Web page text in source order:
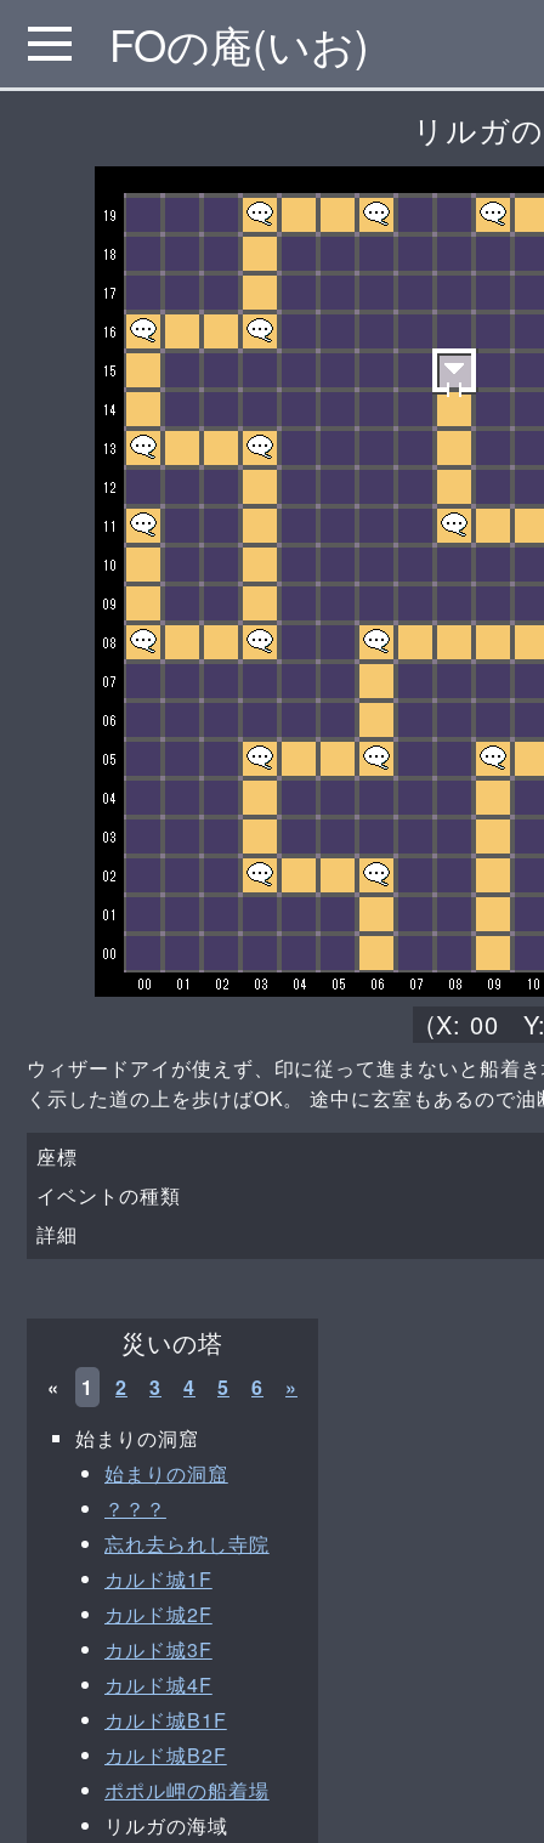
MENU FOの庵(いお)
リルガ
(X: 00
ウィザードアイが使えず、印に従って進まないと船着
く示した道の上を歩けばOK。 途中に玄室もあるので
座標
イベントの種類
詳細
災いの塔
« 1 2 3 4 5 6
»
始まりの洞窟
始まりの洞窟
？？？
忘れ去られし寺院
カルド城1F
カルド城2F
カルド城3F
カルド城4F
カルド城B1F
カルド城B2F
ポポル岬の船着場
リルガの海域